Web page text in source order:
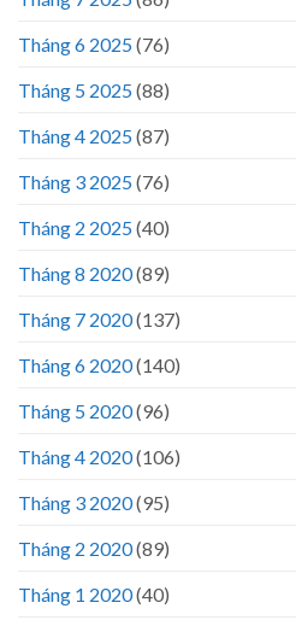
Tháng 6 2025(76)
Tháng 5 2025(88)
Tháng 4 2025(87)
Tháng 3 2025(76)
Tháng 2 2025(40)
Tháng 8 2020(89)
Tháng 7 2020(137)
Tháng 6 2020(140)
Tháng 5 2020(96)
Tháng 4 2020(106)
Tháng 3 2020(95)
Tháng 2 2020(89)
Tháng 1 2020(40)